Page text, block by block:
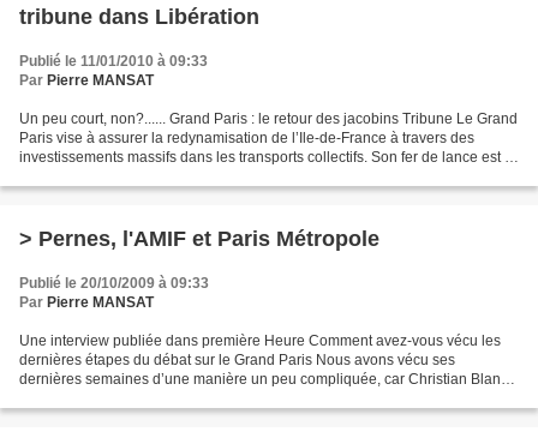
tribune dans Libération
Publié le 11/01/2010 à 09:33
Par Pierre MANSAT
Un peu court, non?...... Grand Paris : le retour des jacobins Tribune Le Grand
Paris vise à assurer la redynamisation de l’Ile-de-France à travers des
investissements massifs dans les transports collectifs. Son fer de lance est la
> Pernes, l'AMIF et Paris Métropole
Publié le 20/10/2009 à 09:33
Par Pierre MANSAT
Une interview publiée dans première Heure Comment avez-vous vécu les
dernières étapes du débat sur le Grand Paris Nous avons vécu ses
dernières semaines d’une manière un peu compliquée, car Christian Blanc